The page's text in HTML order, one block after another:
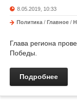
8.05.2019, 10:33
Политика / Главное /
Глава региона
Победы.
Подробнее